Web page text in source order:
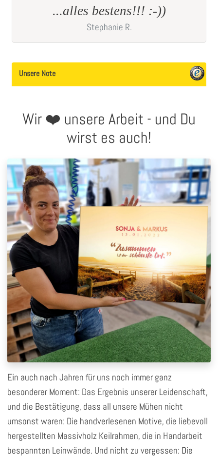
Sieht sehr toll aus!!!Danke
NicoleS.
Unsere Note
Wir ❤️ unsere Arbeit - und Du
wirst es auch!
Ein auch nach Jahren für uns noch immer ganz
besonderer Moment: Das Ergebnis unserer Leidenschaft,
und die Bestätigung, dass all unsere Mühen nicht
umsonst waren: Die handverlesenen Motive, die liebevoll
hergestellten Massivholz Keilrahmen, die in Handarbeit
bespannten Leinwände. Und nicht zu vergessen: Die